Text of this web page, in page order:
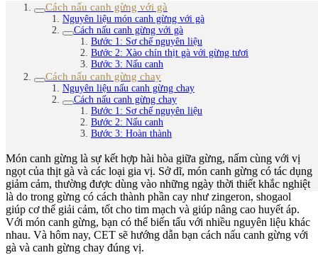
Cách nấu canh gừng với gà
Nguyên liệu món canh gừng với gà
Cách nấu canh gừng với gà
Bước 1: Sơ chế nguyên liệu
Bước 2: Xào chín thịt gà với gừng tươi
Bước 3: Nấu canh
Cách nấu canh gừng chay
Nguyên liệu nấu canh gừng chay
Cách nấu canh gừng chay
Bước 1: Sơ chế nguyên liệu
Bước 2: Nấu canh
Bước 3: Hoàn thành
Món canh gừng là sự kết hợp hài hòa giữa gừng, nấm cùng với vị
ngọt của thịt gà và các loại gia vị. Sở dĩ, món canh gừng có tác dụng
giảm cảm, thường được dùng vào những ngày thời thiết khắc nghiệt
là do trong gừng có cách thành phần cay như zingeron, shogaol
giúp cơ thể giải cảm, tốt cho tim mạch và giúp nâng cao huyết áp.
Với món canh gừng, bạn có thể biến tấu với nhiều nguyên liệu khác
nhau. Và hôm nay, CET sẽ hướng dẫn bạn cách nấu canh gừng với
gà và canh gừng chay đúng vị.